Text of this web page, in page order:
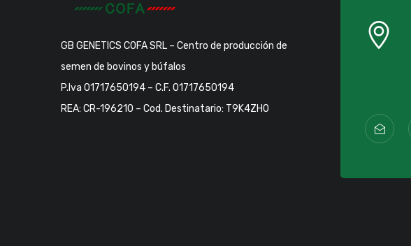
GB GENETICS COFA SRL – Centro de producción de
semen de bovinos y búfalos
P.Iva 01717650194 – C.F. 01717650194
REA: CR-196210 – Cod. Destinatario: T9K4ZHO